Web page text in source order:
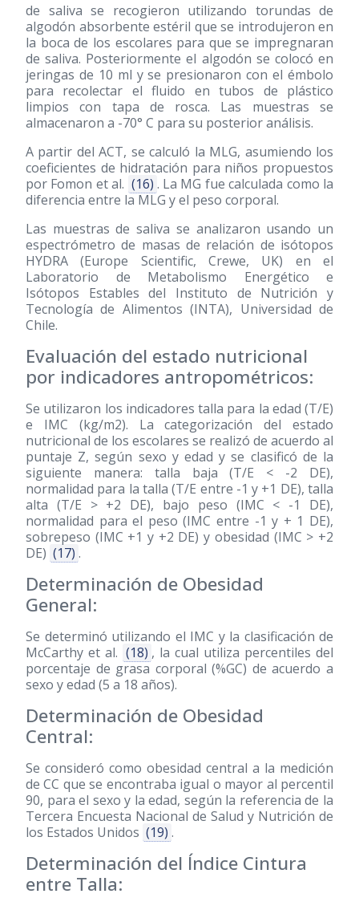
de saliva se recogieron utilizando torundas de
algodón absorbente estéril que se introdujeron en
la boca de los escolares para que se impregnaran
de saliva. Posteriormente el algodón se colocó en
jeringas de 10 ml y se presionaron con el émbolo
para recolectar el fluido en tubos de plástico
limpios con tapa de rosca. Las muestras se
almacenaron a -70° C para su posterior análisis.
A partir del ACT, se calculó la MLG, asumiendo los
coeficientes de hidratación para niños propuestos
por Fomon et al. (16) . La MG fue calculada como la
diferencia entre la MLG y el peso corporal.
Las muestras de saliva se analizaron usando un
espectrómetro de masas de relación de isótopos
HYDRA (Europe Scientific, Crewe, UK) en el
Laboratorio de Metabolismo Energético e
Isótopos Estables del Instituto de Nutrición y
Tecnología de Alimentos (INTA), Universidad de
Chile.
Evaluación del estado nutricional
por indicadores antropométricos:
Se utilizaron los indicadores talla para la edad (T/E)
e IMC (kg/m2). La categorización del estado
nutricional de los escolares se realizó de acuerdo al
puntaje Z, según sexo y edad y se clasificó de la
siguiente manera: talla baja (T/E < -2 DE),
normalidad para la talla (T/E entre -1 y +1 DE), talla
alta (T/E > +2 DE), bajo peso (IMC < -1 DE),
normalidad para el peso (IMC entre -1 y + 1 DE),
sobrepeso (IMC +1 y +2 DE) y obesidad (IMC > +2
DE) (17) .
Determinación de Obesidad
General:
Se determinó utilizando el IMC y la clasificación de
McCarthy et al. (18) , la cual utiliza percentiles del
porcentaje de grasa corporal (%GC) de acuerdo a
sexo y edad (5 a 18 años).
Determinación de Obesidad
Central:
Se consideró como obesidad central a la medición
de CC que se encontraba igual o mayor al percentil
90, para el sexo y la edad, según la referencia de la
Tercera Encuesta Nacional de Salud y Nutrición de
los Estados Unidos (19) .
Determinación del Índice Cintura
entre Talla: